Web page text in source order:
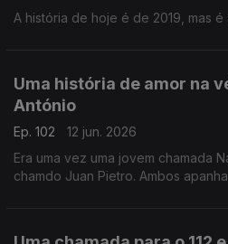
A história de hoje é de 2019, mas
Uma história de amor na
António
Ep. 102
12 jun. 2026
Era uma vez uma jovem chamada
chamdo Juan Pietro. Ambos